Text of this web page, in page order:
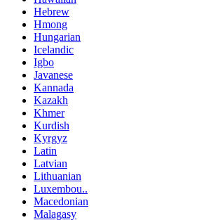
Hebrew
Hmong
Hungarian
Icelandic
Igbo
Javanese
Kannada
Kazakh
Khmer
Kurdish
Kyrgyz
Latin
Latvian
Lithuanian
Luxembou..
Macedonian
Malagasy